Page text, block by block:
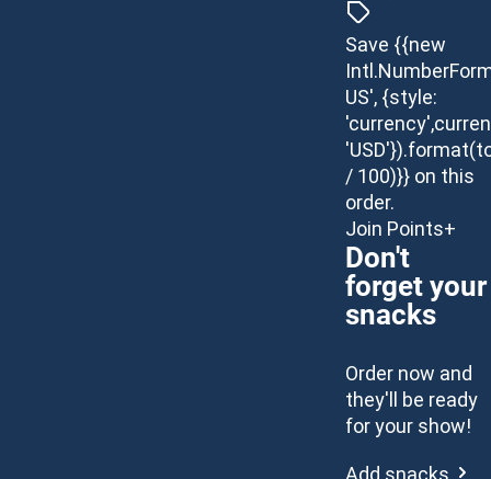
Save {{new
US', {style:
/ 100)}} on this
order.
Join Points+
Don't
forget your
snacks
Order now and
they'll be ready
for your show!
Add snacks